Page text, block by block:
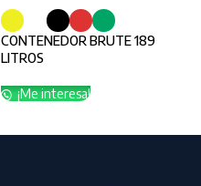
CONTENEDOR BRUTE 189
LITROS
¡Me interesa!